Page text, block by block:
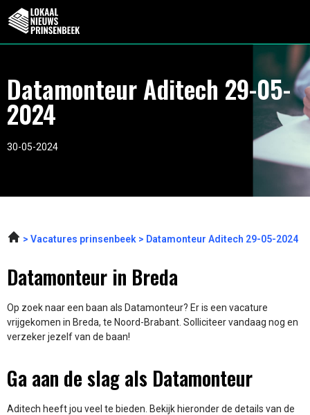
Datamonteur Aditech 29-05-
2024
30-05-2024
Vacatures prinsenbeek Datamonteur Aditech 29-05-2024
Datamonteur in Breda
Op zoek naar een baan als Datamonteur? Er is een vacature
vrijgekomen in Breda, te Noord-Brabant. Solliciteer vandaag nog en
verzeker jezelf van de baan!
Ga aan de slag als Datamonteur
Aditech heeft jou veel te bieden. Bekijk hieronder de details van de